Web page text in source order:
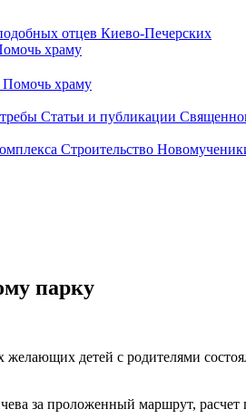
храму
Помочь храму
Статьи и публикации
Строительство
парку
детей с родителями
за проложенный маршрут, расчет